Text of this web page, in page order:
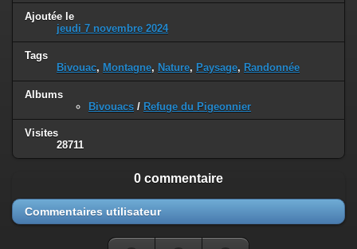
Ajoutée le
jeudi 7 novembre 2024
Tags
Bivouac, Montagne, Nature, Paysage, Randonnée
Albums
Bivouacs / Refuge du Pigeonnier
Visites
28711
0 commentaire
Commentaires utilisateur